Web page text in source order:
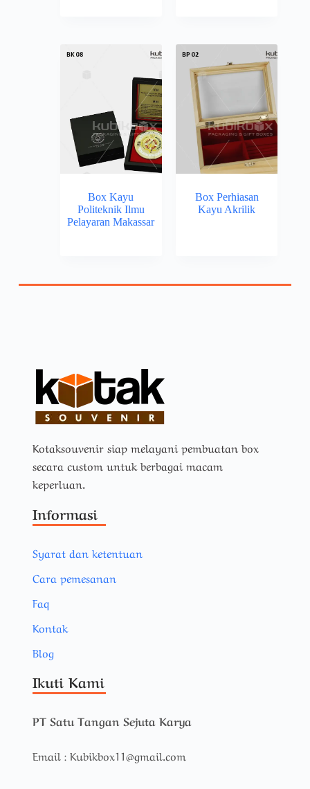
Box Kayu
Politeknik Ilmu
Pelayaran Makassar
Box Perhiasan
Kayu Akrilik
Kotaksouvenir siap melayani pembuatan box
secara custom untuk berbagai macam
keperluan.
Informasi
Syarat dan ketentuan
Cara pemesanan
Faq
Kontak
Blog
Ikuti Kami
PT Satu Tangan Sejuta Karya
Email : Kubikbox11@gmail.com